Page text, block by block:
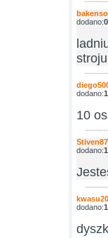
dodano:
dodano:
10
Stiven87
dodano:
kwasu20
dodano: